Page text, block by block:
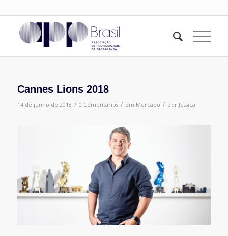
Cannes Lions 2018
14 de junho de 2018 / 0 Comentários / em Mercado / por Jessica